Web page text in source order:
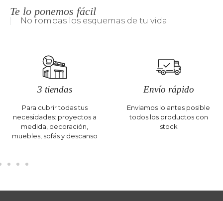
Te lo ponemos fácil
No rompas los esquemas de tu vida
3 tiendas
Para cubrir todas tus
necesidades: proyectos a
medida, decoración,
muebles, sofás y descanso
Envío rápido
Enviamos lo antes posible
todos los productos con
stock